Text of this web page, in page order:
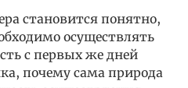
становится понятно,
осуществлять
с первых же дней
почему сама природа